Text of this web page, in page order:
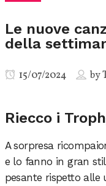
Le nuove
della
15/07/2024 by
Riecco i
A sorpresa
e lo fanno in gran
pesante rispetto alle